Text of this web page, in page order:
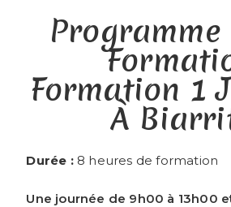
Programme
Formation 1
À
Durée :8 heures de formation
Une journée de 9h00 à 13h00